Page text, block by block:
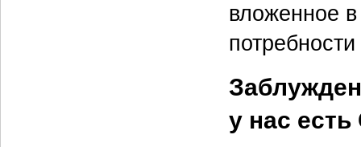
вложенное
у нас есть